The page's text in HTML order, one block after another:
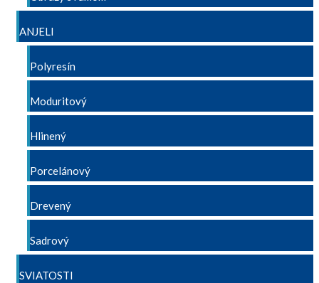
ANJELI
Polyresín
Moduritový
Hlinený
Porcelánový
Drevený
Sadrový
SVIATOSTI